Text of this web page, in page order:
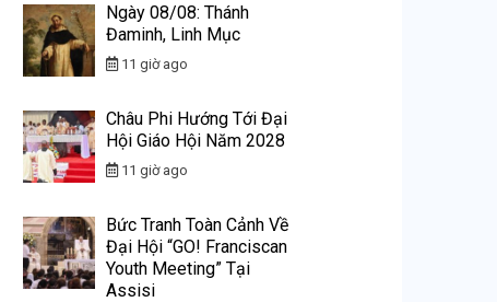
Ngày 08/08: Thánh
Đaminh, Linh Mục
11 giờ ago
Châu Phi Hướng Tới Đại
Hội Giáo Hội Năm 2028
11 giờ ago
Bức Tranh Toàn Cảnh Về
Đại Hội “GO! Franciscan
Youth Meeting” Tại
Assisi